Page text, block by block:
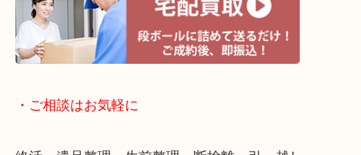
・宅配買取ページ
遅い時間しか家にいない方・商品点数が多い方には
リ！